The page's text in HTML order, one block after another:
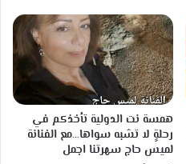
همسة نت الدولية تأخذكم في
رحلةٍ لا تشبه سواها…مع الفنانة
لميس حاج سهرتنا اجمل